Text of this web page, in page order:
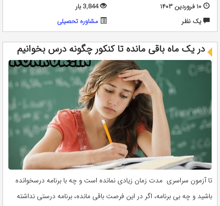
۱۰ فروردین ۱۴۰۳
3,844 بار
يک نظر
مشاوره تحصيلی
در یک ماه باقی مانده تا کنکور چگونه درس بخوانیم
تا آزمون سراسری مدت زمان زیادی نمانده است و چه با برنامه درسخوانده
باشید و چه بی برنامه، اگر در این فرصت باقی مانده، برنامه درستی نداشته